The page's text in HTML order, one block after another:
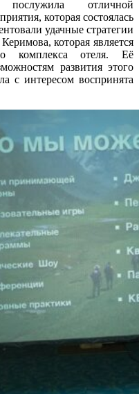
послужила отличной
которая состоялась
удачные стратегии
которая является
комплекса отеля. Её
развития этого
с интересом воспринята